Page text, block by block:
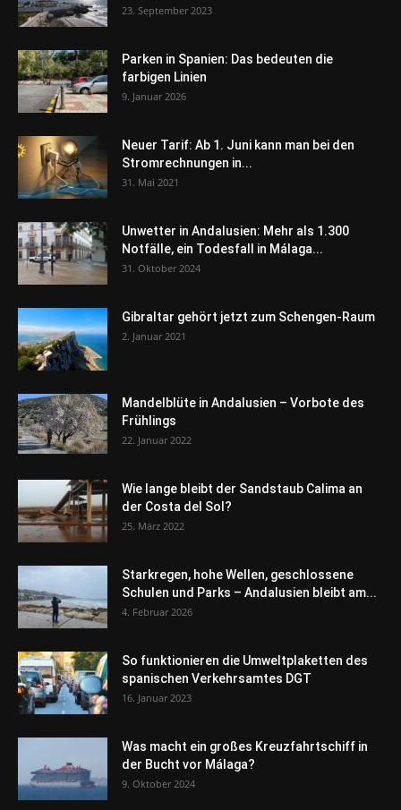
23. September 2023
Parken in Spanien: Das bedeuten die
farbigen Linien
9. Januar 2026
Neuer Tarif: Ab 1. Juni kann man bei den
Stromrechnungen in...
31. Mai 2021
Unwetter in Andalusien: Mehr als 1.300
Notfälle, ein Todesfall in Málaga...
31. Oktober 2024
Gibraltar gehört jetzt zum Schengen-Raum
2. Januar 2021
Mandelblüte in Andalusien – Vorbote des
Frühlings
22. Januar 2022
Wie lange bleibt der Sandstaub Calima an
der Costa del Sol?
25. März 2022
Starkregen, hohe Wellen, geschlossene
Schulen und Parks – Andalusien bleibt am...
4. Februar 2026
So funktionieren die Umweltplaketten des
spanischen Verkehrsamtes DGT
16. Januar 2023
Was macht ein großes Kreuzfahrtschiff in
der Bucht vor Málaga?
9. Oktober 2024